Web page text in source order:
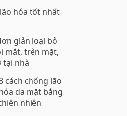
hóa tốt nhất
giản loại bỏ
mắt, trên mặt,
tại nhà
cách chống lão
hóa da mặt bằng
nhiên